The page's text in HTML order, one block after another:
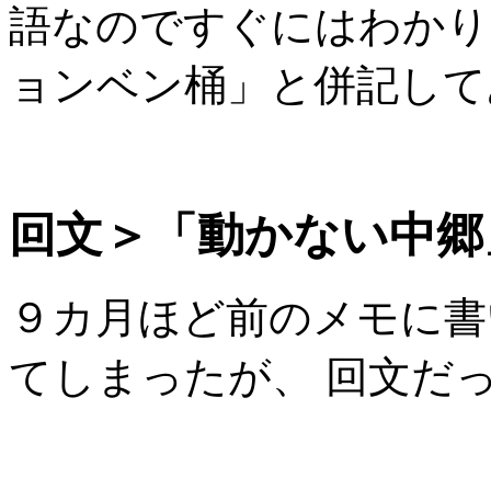
語なのですぐにはわか
ョンベン桶」と併記し
回文＞「動かない中
９カ月ほど前のメモに
てしまったが、 回文だ